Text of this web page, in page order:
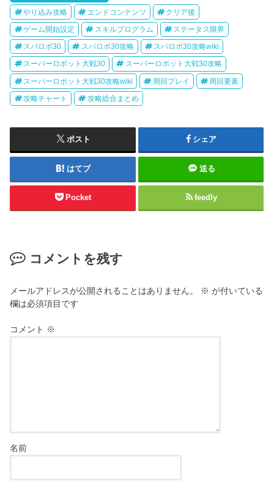
やり込み攻略 エンドコンテンツ クリア後
ゲーム開始設定 スキルプログラム ステータス限界
スパロボ30 スパロボ30攻略 スパロボ30攻略wiki
スーパーロボット大戦30 スーパーロボット大戦30攻略
スーパーロボット大戦30攻略wiki 周回プレイ 周回要素
攻略チャート 攻略総合まとめ
ポスト シェア
はてブ 送る
Pocket feedly
コメントを残す
メールアドレスが公開されることはありません。 ※ が付いている
欄は必須項目です
コメント ※
名前